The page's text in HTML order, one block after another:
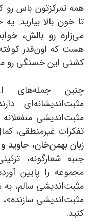
همه تمرکزتون باس رو
تا خون بالا بیارید.
می‌زاره رو بالش،
هست که اون‌قدر
کشتی این خستگی رو
چنین جمله‌های
مثبت‌اندیشانه‌ای
مثبت‌اندیشی منفعلانه
تفکرات غیرمنطقی،
زبان بهمن‌خان، جاوید
جنبه شعارگونه،
مجموعه را پایین
مثبت‌اندیشی سالم، به
کنید.